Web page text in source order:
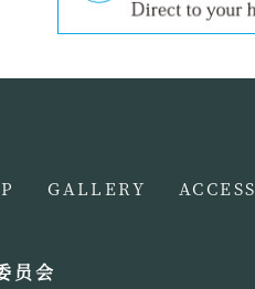
GALLERY ACCESS
员会